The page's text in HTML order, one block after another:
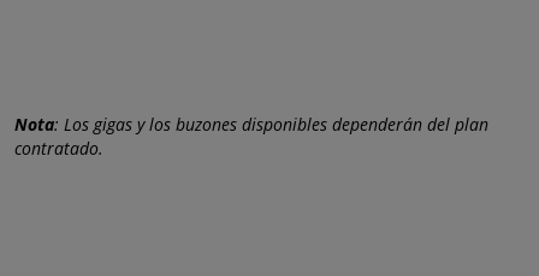
Nota: Los gigas y los buzones disponibles dependerán del plan
contratado.